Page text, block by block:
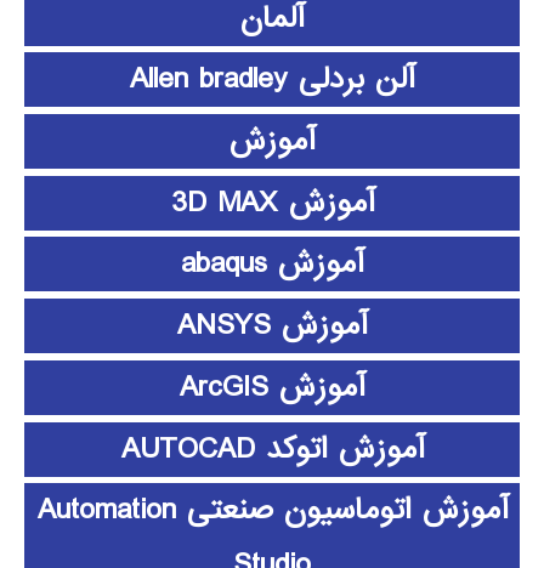
آلمان
آلن بردلی Allen bradley
آموزش
آموزش 3D MAX
آموزش abaqus
آموزش ANSYS
آموزش ArcGIS
آموزش اتوکد AUTOCAD
آموزش اتوماسیون صنعتی Automation